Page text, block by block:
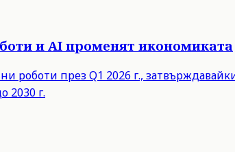
и AI променят икономиката
роботи през Q1 2026 г.,
2030 г.